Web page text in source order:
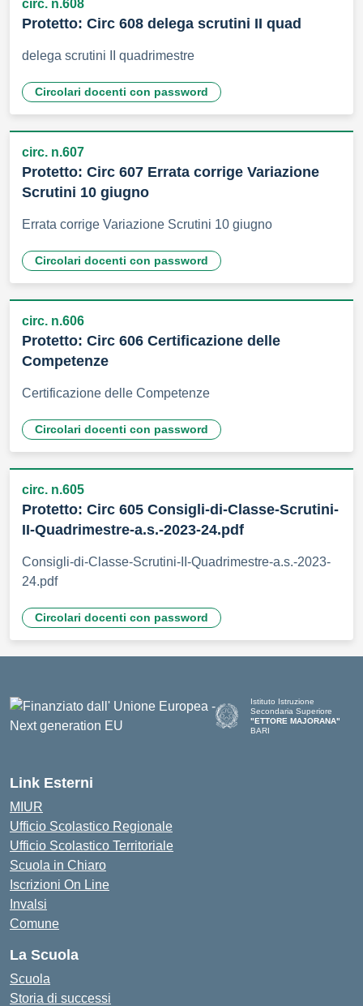
circ. n.608
Protetto: Circ 608 delega scrutini II quad
delega scrutini II quadrimestre
Circolari docenti con password
circ. n.607
Protetto: Circ 607 Errata corrige Variazione
Scrutini 10 giugno
Errata corrige Variazione Scrutini 10 giugno
Circolari docenti con password
circ. n.606
Protetto: Circ 606 Certificazione delle
Competenze
Certificazione delle Competenze
Circolari docenti con password
circ. n.605
Protetto: Circ 605 Consigli-di-Classe-Scrutini-
II-Quadrimestre-a.s.-2023-24.pdf
Consigli-di-Classe-Scrutini-II-Quadrimestre-a.s.-2023-
24.pdf
Circolari docenti con password
Istituto Istruzione
Secondaria Superiore
"ETTORE MAJORANA"
BARI
Link Esterni
MIUR
Ufficio Scolastico Regionale
Ufficio Scolastico Territoriale
Scuola in Chiaro
Iscrizioni On Line
Invalsi
Comune
La Scuola
Scuola
Storia di successi